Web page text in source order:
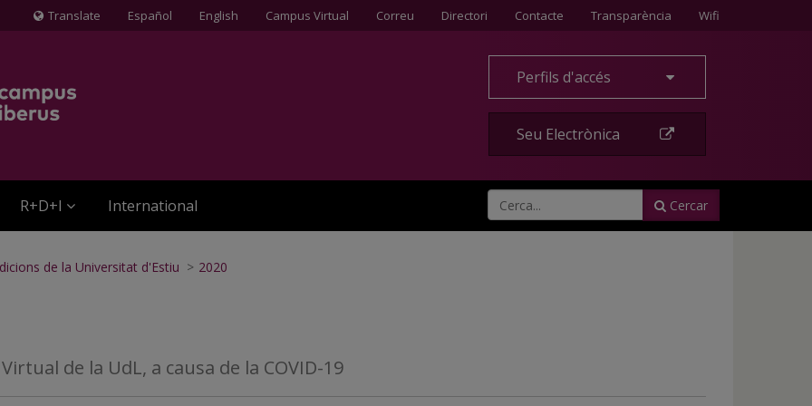
Icona
Translate Español English Campus Virtual Correu Directori Contacte
Contacte Transparència Wifi
Perfils d'accés
Seu Electrònica
R+D+I International Cercar
de la Universitat d'Estiu > 2020
de la UdL, a causa de la COVID-19